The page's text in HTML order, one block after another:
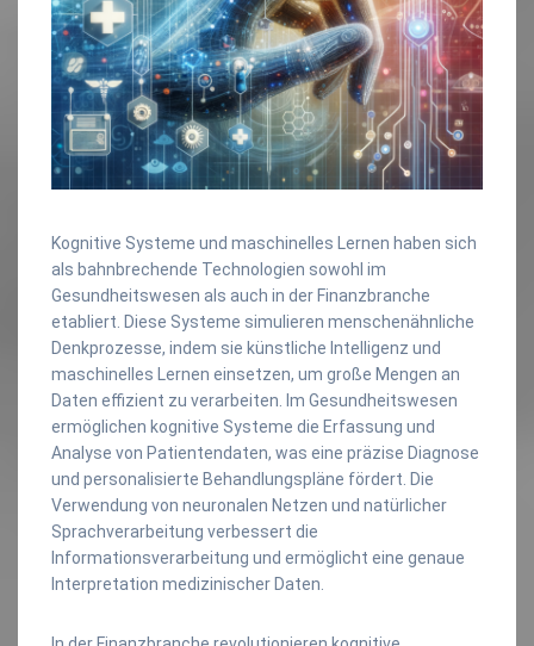
Kognitive Systeme und maschinelles Lernen haben sich
als bahnbrechende Technologien sowohl im
Gesundheitswesen als auch in der Finanzbranche
etabliert. Diese Systeme simulieren menschenähnliche
Denkprozesse, indem sie künstliche Intelligenz und
maschinelles Lernen einsetzen, um große Mengen an
Daten effizient zu verarbeiten. Im Gesundheitswesen
ermöglichen kognitive Systeme die Erfassung und
Analyse von Patientendaten, was eine präzise Diagnose
und personalisierte Behandlungspläne fördert. Die
Verwendung von neuronalen Netzen und natürlicher
Sprachverarbeitung verbessert die
Informationsverarbeitung und ermöglicht eine genaue
Interpretation medizinischer Daten.